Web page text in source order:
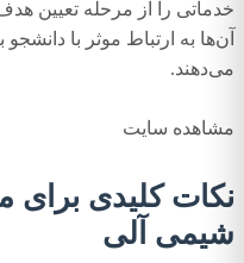
خدماتی را از مرحله تعیین
آن‌ها به ارتباط موثر با
می‌دهند.
مشاهده سایت
نکات کلیدی برای
شیمی آلی